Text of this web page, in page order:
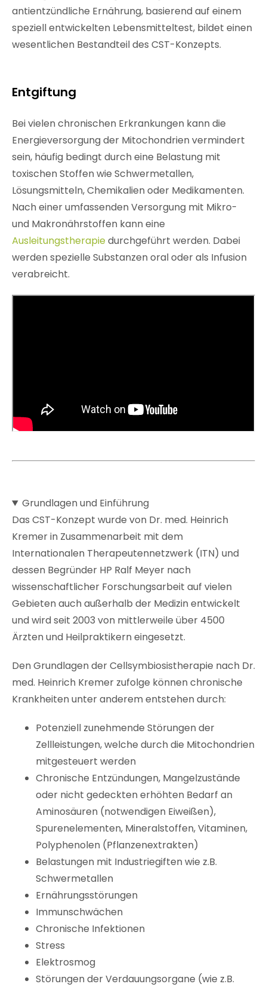
antientzündliche Ernährung, basierend auf einem
speziell entwickelten Lebensmitteltest, bildet einen
wesentlichen Bestandteil des CST-Konzepts.
Entgiftung
Bei vielen chronischen Erkrankungen kann die
Energieversorgung der Mitochondrien vermindert
sein, häufig bedingt durch eine Belastung mit
toxischen Stoffen wie Schwermetallen,
Lösungsmitteln, Chemikalien oder Medikamenten.
Nach einer umfassenden Versorgung mit Mikro-
und Makronährstoffen kann eine
Ausleitungstherapiedurchgeführt werden. Dabei
werden spezielle Substanzen oral oder als Infusion
verabreicht.
Grundlagen und Einführung
Das CST-Konzept wurde von Dr. med. Heinrich
Kremer in Zusammenarbeit mit dem
Internationalen Therapeutennetzwerk (ITN) und
dessen Begründer HP Ralf Meyer nach
wissenschaftlicher Forschungsarbeit auf vielen
Gebieten auch außerhalb der Medizin entwickelt
und wird seit 2003 von mittlerweile über 4500
Ärzten und Heilpraktikern eingesetzt.
Den Grundlagen der Cellsymbiosistherapie nach Dr.
med. Heinrich Kremer zufolge können chronische
Krankheiten unter anderem entstehen durch:
Potenziell zunehmende Störungen der
Zellleistungen, welche durch die Mitochondrien
mitgesteuert werden
Chronische Entzündungen, Mangelzustände
oder nicht gedeckten erhöhten Bedarf an
Aminosäuren (notwendigen Eiweißen),
Spurenelementen, Mineralstoffen, Vitaminen,
Polyphenolen (Pflanzenextrakten)
Belastungen mit Industriegiften wie z.B.
Schwermetallen
Ernährungsstörungen
Immunschwächen
Chronische Infektionen
Stress
Elektrosmog
Störungen der Verdauungsorgane (wie z.B.